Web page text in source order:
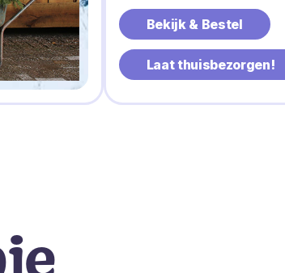
Bekijk & Bestel
Laat thuisbezorgen!